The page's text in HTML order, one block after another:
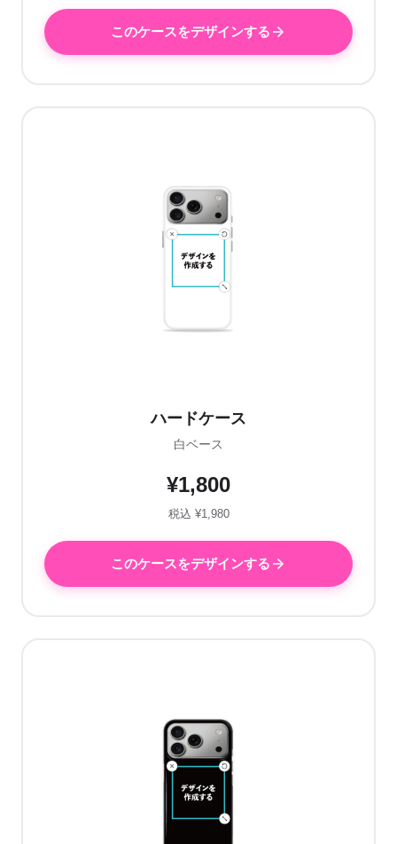
このケースをデザインする
ハードケース
白ベース
¥1,800
税込 ¥1,980
このケースをデザインする